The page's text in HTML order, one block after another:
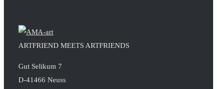
ARTFRIEND MEETS ARTFRIENDS
Gut Selikum 7
D-41466 Neuss